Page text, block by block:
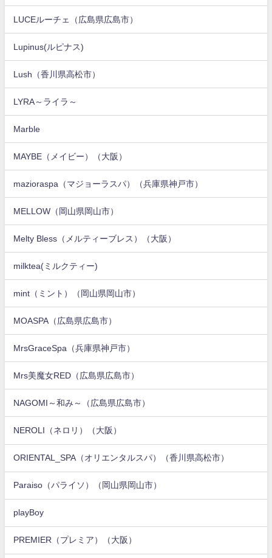
LUCEルーチェ（広島県広島市）
Lupinus(ルピナス)
Lush（香川県高松市）
LYRA～ライラ～
Marble
MAYBE（メイビー）（大阪）
mazioraspa（マジョーラスパ）（兵庫県神戸市）
MELLOW（岡山県岡山市）
Melty Bless（メルティーブレス）（大阪）
milktea(ミルクティー)
mint（ミント）（岡山県岡山市）
MOASPA（広島県広島市）
MrsGraceSpa（兵庫県神戸市）
Mrs美魔女RED（広島県広島市）
NAGOMI～和み～（広島県広島市）
NEROLI（ネロリ）（大阪）
ORIENTAL_SPA（オリエンタルスパ）（香川県高松市）
Paraiso（パライソ）（岡山県岡山市）
playBoy
PREMIER（プレミア）（大阪）